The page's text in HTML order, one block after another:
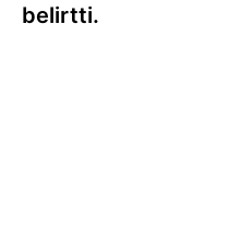
belirtti.